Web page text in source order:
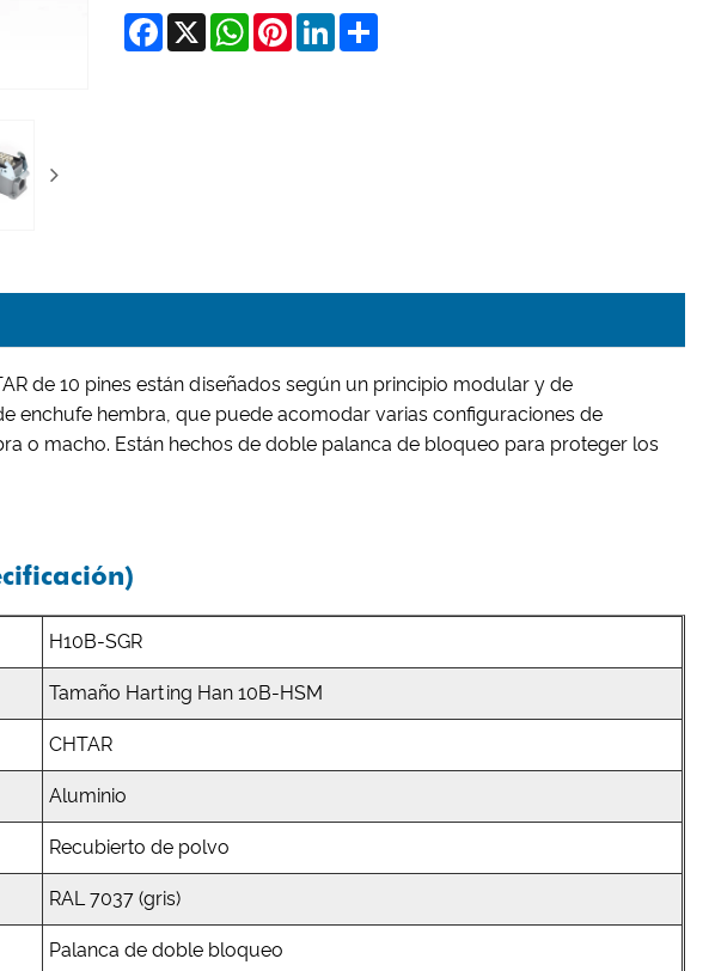
Facebook
X WhatsAppPinterestLinkedInShare
de 10 pines están diseñados según un principio modular y de
enchufe hembra, que puede acomodar varias configuraciones de
o macho. Están hechos de doble palanca de bloqueo para proteger los
H10B-SGR
Tamaño Harting Han 10B-HSM
CHTAR
Aluminio
Recubierto de polvo
RAL 7037 (gris)
Palanca de doble bloqueo